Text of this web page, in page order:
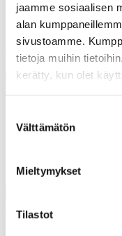
jaamme sosiaalisen
alan
sivustoamme.
tietoja muihin
kerätty, kun olet
valinta
Välttämätön
Mieltymykset
Tilastot
30.12.2025
Polemiikki-lehti
Polemiikki-lehti
kuntaa